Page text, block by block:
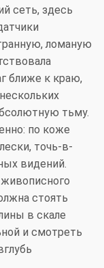
сеть, здесь
ломаную
ближе к краю,
тьму.
по коже
точь-в-
видений.
стоять
в скале
и смотреть